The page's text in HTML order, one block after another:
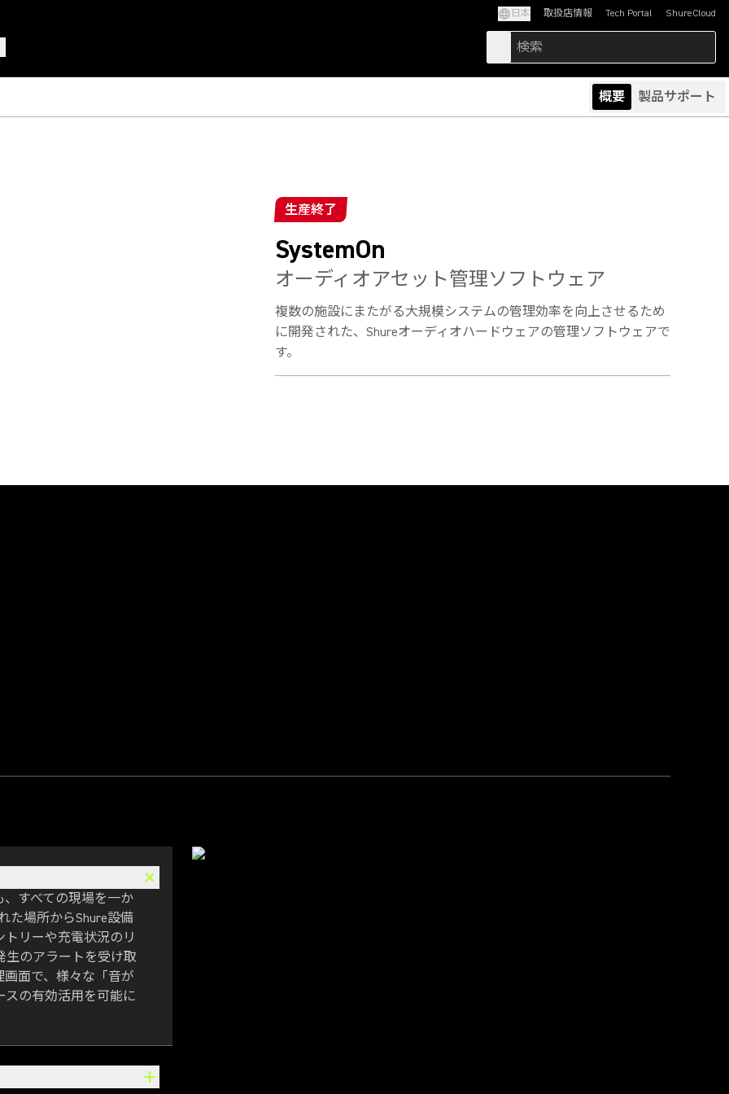
日本 取扱店情報 Tech Portal
(Opens in a new tab)ShureCloud
(Opens in a new
概要 製品サポート
生産終了
SystemOn
オーディオアセット管理ソフトウェア
複数の施設にまたがる大規模システムの管理効率を向上させるため
に開発された、Shureオーディオハードウェアの管理ソフトウェアで
す。
すべての現場を一か
た場所からShure設備
リーや充電状況のリ
生のアラートを受け取
面で、様々な「音が
の有効活用を可能に